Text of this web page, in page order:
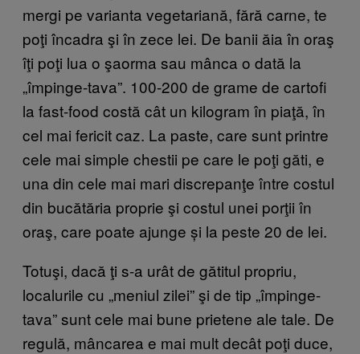
mergi pe varianta vegetariană, fără carne, te
poţi încadra şi în zece lei. De banii ăia în oraş
îţi poţi lua o şaorma sau mânca o dată la
„împinge-tava”. 100-200 de grame de cartofi
la fast-food costă cât un kilogram în piaţă, în
cel mai fericit caz. La paste, care sunt printre
cele mai simple chestii pe care le poţi găti, e
una din cele mai mari discrepanţe între costul
din bucătăria proprie şi costul unei porţii în
oraş, care poate ajunge și la peste 20 de lei.
Totuşi, dacă ţi s-a urât de gătitul propriu,
localurile cu „meniul zilei” şi de tip „împinge-
tava” sunt cele mai bune prietene ale tale. De
regulă, mâncarea e mai mult decât poţi duce,